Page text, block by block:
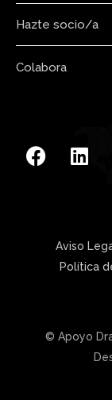
Hazte socio/a
Colabora
Aviso
Política
© Apoyo